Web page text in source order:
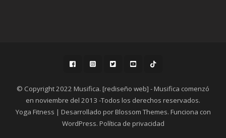
© Copyright 2022 Musifica. [rediseño web] - Musifica comenzó
en noviembre del 2013 -Todos los derechos reservados.
Yoga Fitness | Desarrollado porBlossom Themes. Funciona con
WordPress. Política de privacidad